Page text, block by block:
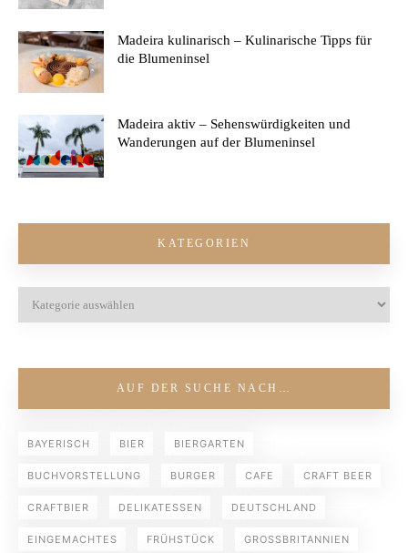
Madeira kulinarisch – Kulinarische Tipps für
die Blumeninsel
Madeira aktiv – Sehenswürdigkeiten und
Wanderungen auf der Blumeninsel
KATEGORIEN
AUF DER SUCHE NACH…
BAYERISCH BIER BIERGARTEN
BUCHVORSTELLUNG BURGER CAFE CRAFT BEER
CRAFTBIER DELIKATESSEN DEUTSCHLAND
EINGEMACHTES FRÜHSTÜCK GROSSBRITANNIEN